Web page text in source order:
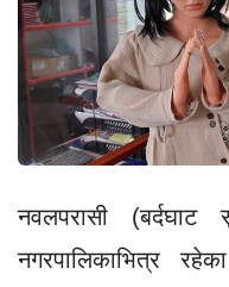
नवलपरासी (बर्दघाट
नगरपालिकाभित्र